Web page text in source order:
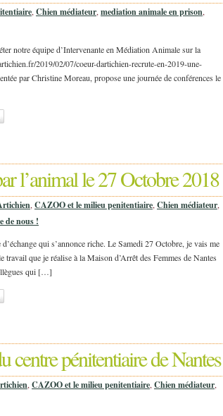
, Chien médiateur, mediation animale en prison,
notre équipe d’Intervenante en Médiation Animale sur la
2019/02/07/coeur-dartichien-recrute-en-2019-une-
par Christine Moreau, propose une journée de conférences le
l’animal le 27 Octobre 2018
, CAZOO et le milieu penitentiaire, Chien médiateur,
de nous !
qui s’annonce riche. Le Samedi 27 Octobre, je vais me
que je réalise à la Maison d’Arrêt des Femmes de Nantes
qui […]
pénitentiaire de Nantes
, CAZOO et le milieu penitentiaire, Chien médiateur,